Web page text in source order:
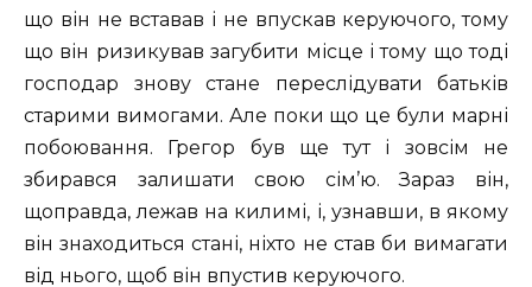
що він не вставав і не впускав керуючого, тому
що він ризикував загубити місце і тому що тоді
господар знову стане переслідувати батьків
старими вимогами. Але поки що це були марні
побоювання. Грегор був ще тут і зовсім не
збирався залишати свою сім’ю. Зараз він,
щоправда, лежав на килимі, і, узнавши, в якому
він знаходиться стані, ніхто не став би вимагати
від нього, щоб він впустив керуючого.